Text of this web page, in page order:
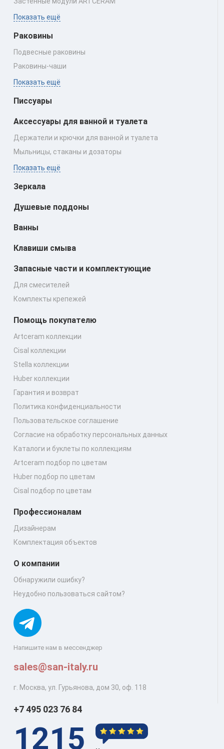
Показать ещё
Раковины
Подвесные раковины
Раковины‑чаши
Показать ещё
Писсуары
Аксессуары для ванной и туалета
Держатели и крючки для ванной и туалета
Мыльницы, стаканы и дозаторы
Показать ещё
Зеркала
Душевые поддоны
Ванны
Клавиши смыва
Запасные части и комплектующие
Для смесителей
Комплекты крепежей
Напишите нам в мессенджер
sales@san-italy.ru
г. Москва, ул. Гурьянова, дом 30, оф. 118
Помощь покупателю
Artceram коллекции
Cisal коллекции
Stella коллекции
Huber коллекции
Гарантия и возврат
Политика конфиденциальности
Пользовательское соглашение
Согласие на обработку персональных данных
Каталоги и буклеты по коллекциям
Artceram подбор по цветам
Huber подбор по цветам
Cisal подбор по цветам
Профессионалам
Дизайнерам
Комплектация объектов
О компании
Обнаружили ошибку?
Неудобно пользоваться сайтом?
+7 495 023 76 84
1215